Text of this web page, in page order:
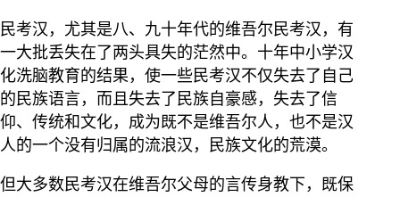
民考汉，尤其是八、九十年代的维吾尔民考汉，有
一大批丢失在了两头具失的茫然中。十年中小学汉
化洗脑教育的结果，使一些民考汉不仅失去了自己
的民族语言，而且失去了民族自豪感，失去了信
仰、传统和文化，成为既不是维吾尔人，也不是汉
人的一个没有归属的流浪汉，民族文化的荒漠。
但大多数民考汉在维吾尔父母的言传身教下，既保